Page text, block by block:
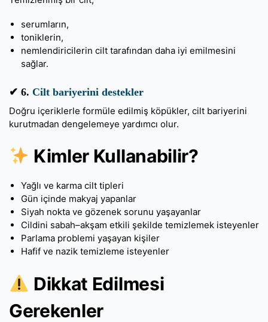
serumların,
toniklerin,
nemlendiricilerin cilt tarafından daha iyi emilmesini
sağlar.
✔ 6. Cilt bariyerini destekler
Doğru içeriklerle formüle edilmiş köpükler, cilt bariyerini
kurutmadan dengelemeye yardımcı olur.
Kimler Kullanabilir?
Yağlı ve karma cilt tipleri
Gün içinde makyaj yapanlar
Siyah nokta ve gözenek sorunu yaşayanlar
Cildini sabah–akşam etkili şekilde temizlemek isteyenler
Parlama problemi yaşayan kişiler
Hafif ve nazik temizleme isteyenler
Dikkat Edilmesi
Gerekenler